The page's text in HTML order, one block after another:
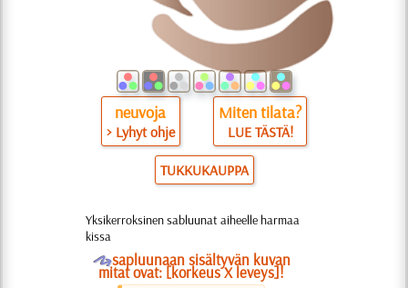
neuvoja
> Lyhyt ohje
Miten tilata?
LUE TÄSTÄ!
TUKKUKAUPPA
Yksikerroksinen sabluunat aiheelle harmaa
kissa
Osapluunaan sisältyvän kuvan
mitat ovat: [korkeus X leveys]!